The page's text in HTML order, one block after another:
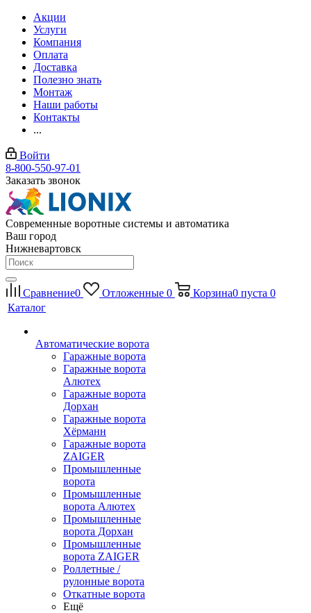
Акции
Услуги
Компания
Оплата
Доставка
Полезно знать
Монтаж
Наши работы
Контакты
...
Войти
8-800-550-97-01
Заказать звонок
Современные воротные системы и автоматика
Ваш город
Нижневартовск
Сравнение0 Отложенные 0 Корзина0 пуста 0
Каталог
Автоматические ворота
Гаражные ворота
Гаражные ворота
Алютех
Гаражные ворота
Дорхан
Гаражные ворота
Хёрманн
Гаражные ворота
ZAIGER
Промышленные
ворота
Промышленные
ворота Алютех
Промышленные
ворота Дорхан
Промышленные
ворота ZAIGER
Роллетные /
рулонные ворота
Откатные ворота
Ещё